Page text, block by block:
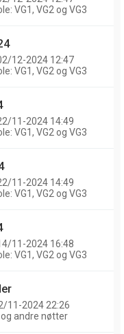
VG1, VG2 og VG3
12-2024 12:47
VG1, VG2 og VG3
11-2024 14:49
VG1, VG2 og VG3
11-2024 14:49
VG1, VG2 og VG3
11-2024 16:48
VG1, VG2 og VG3
11-2024 22:26
andre nøtter